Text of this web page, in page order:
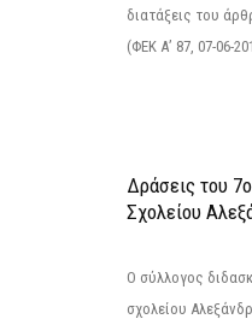
διατάξεις του
(ΦΕΚ Α’ 87, 07-06-
Δράσεις του
Σχολείου
Ο σύλλογος
σχολείου